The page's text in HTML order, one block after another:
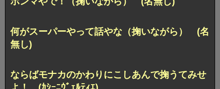
何がスーパーやって話やな（掬いながら） (名
無し)
ならばモナカのかわりにこしあんで掬うてみせ